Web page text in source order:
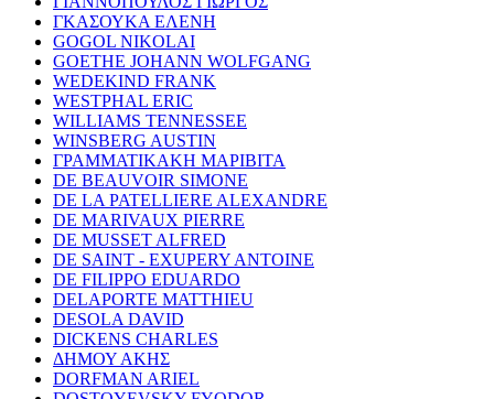
ΓΚΑΣΟΥΚΑ ΕΛΕΝΗ
GOGOL NIKOLAI
GOETHE JOHANN WOLFGANG
WEDEKIND FRANK
WESTPHAL ERIC
WILLIAMS TENNESSEE
WINSBERG AUSTIN
ΓΡΑΜΜΑΤΙΚΑΚΗ ΜΑΡΙΒΙΤΑ
DE BEAUVOIR SIMONE
DE LA PATELLIERE ALEXANDRE
DE MARIVAUX PIERRE
DE MUSSET ALFRED
DE SAINT - EXUPERY ANTOINE
DE FILIPPO EDUARDO
DELAPORTE MATTHIEU
DESOLA DAVID
DICKENS CHARLES
ΔΗΜΟΥ ΑΚΗΣ
DORFMAN ARIEL